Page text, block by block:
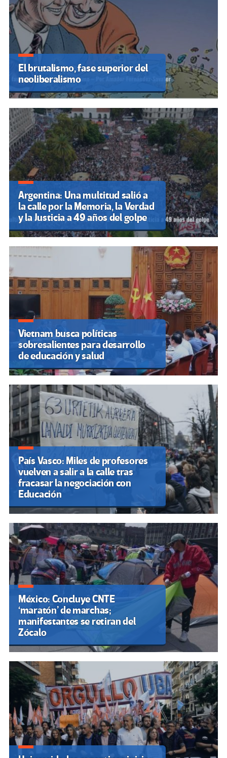
El brutalismo, fase superior del
neoliberalismo
Argentina: Una multitud salió a
la calle por la Memoria, la Verdad
y la Justicia a 49 años del golpe
Vietnam busca políticas
sobresalientes para desarrollo
de educación y salud
País Vasco: Miles de profesores
vuelven a salir a la calle tras
fracasar la negociación con
Educación
México: Concluye CNTE
‘maratón’ de marchas;
manifestantes se retiran del
Zócalo